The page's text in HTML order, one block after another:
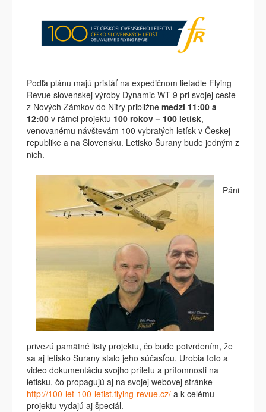
Podľa plánu majú pristáť na expedičnom lietadle Flying
Revue slovenskej výroby Dynamic WT 9 pri svojej ceste
z Nových Zámkov do Nitry približne medzi 11:00 a
12:00 v rámci projektu 100 rokov – 100 letísk,
venovanému návštevám 100 vybratých letísk v Českej
republike a na Slovensku. Letisko Šurany bude jedným z
nich.
Páni
privezú pamätné listy projektu, čo bude potvrdením, že
sa aj letisko Šurany stalo jeho súčasťou. Urobia foto a
video dokumentáciu svojho príletu a prítomnosti na
letisku, čo propagujú aj na svojej webovej stránke
http://100-let-100-letist.flying-revue.cz/ a k celému
projektu vydajú aj špeciál.